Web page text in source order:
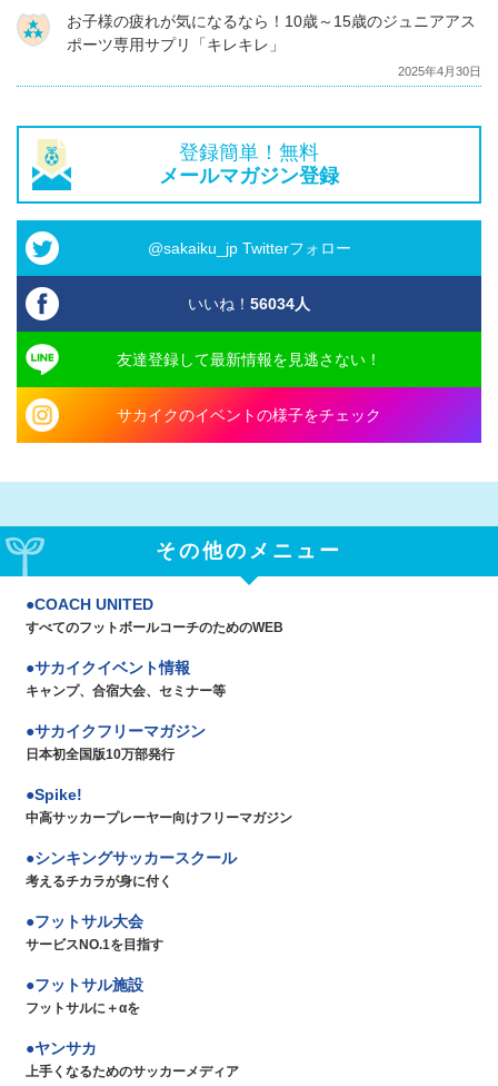
お子様の疲れが気になるなら！10歳～15歳のジュニアアス
ポーツ専用サプリ「キレキレ」
2025年4月30日
登録簡単！無料
メールマガジン登録
@sakaiku_jp Twitterフォロー
いいね！ 56034人
友達登録して最新情報を見逃さない！
サカイクのイベントの様子をチェック
その他のメニュー
COACH UNITED
すべてのフットボールコーチのためのWEB
サカイクイベント情報
キャンプ、合宿大会、セミナー等
サカイクフリーマガジン
日本初全国版10万部発行
Spike!
中高サッカープレーヤー向けフリーマガジン
シンキングサッカースクール
考えるチカラが身に付く
フットサル大会
サービスNO.1を目指す
フットサル施設
フットサルに＋αを
ヤンサカ
上手くなるためのサッカーメディア